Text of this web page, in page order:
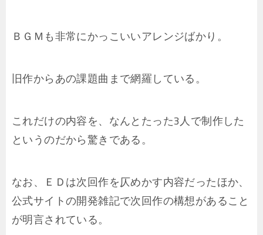
ＢＧＭも非常にかっこいいアレンジばかり。
旧作からあの課題曲まで網羅している。
これだけの内容を、なんとたった3人で制作した
というのだから驚きである。
なお、ＥＤは次回作を仄めかす内容だったほか、
公式サイトの開発雑記で次回作の構想があること
が明言されている。